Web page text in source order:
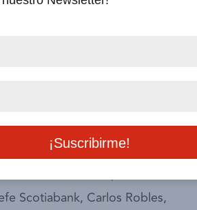
2021”.
de Mario Correa,
Scotiabank, Carlos Robles,